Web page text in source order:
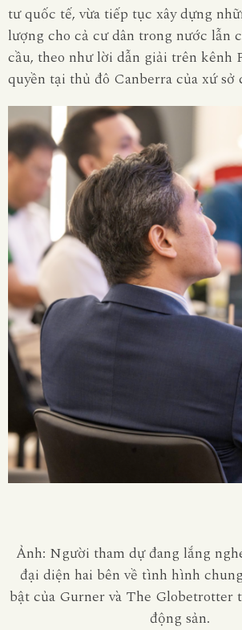
tư quốc tế, vừa tiếp tục xây dựng
lượng cho cả cư dân trong nước lẫn
cầu, theo như lời dẫn giải trên kênh
quyền tại thủ đô Canberra của xứ sở
Ảnh: Người tham dự đang lắng
đại diện hai bên về tình hình
bật của Gurner và The Globetrotter
động sản.